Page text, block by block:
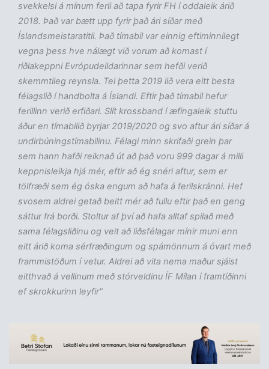
svekkelsi á mínum ferli að tapa fyrir FH í oddaleik árið
2018. Það var bætt upp fyrir það ári síðar með
Íslandsmeistaratitli. Það tímabil var einnig eftiminnilegt
vegna þess hve nálægt við vorum að komast í
riðlakeppni Evrópudeildarinnar sem hefði verið
skemmtileg reynsla. Tel þetta 2019 lið vera eitt besta
félagslið í handbolta á Íslandi. Eftir það tímabil hefur
ferillinn verið erfiðari. Slít krossband í æfingaleik stuttu
áður en tímabilið byrjar 2019/2020 og svo aftur ári síðar á
undirbúningstímabilinu. Félagi minn skrifaði grein þar
sem hann hafði reiknað út að það voru 999 dagar á milli
keppnisleikja hjá mér, eftir að ég snéri aftur, sem er
tölfræði sem ég óska engum að hafa á ferilskránni. Hef
svosem aldrei getað beitt mér að fullu eftir það en geng
sáttur frá borði. Stoltur af því að hafa alltaf spilað með
sama félagsliðinu og veit að liðsfélagar mínir muni enn
eitt árið koma sérfræðingum og spámönnum á óvart með
frammistöðum í vetur. Aldrei að vita nema maður sjáist
eitthvað á vellinum með stórveldinu ÍF Mílan í framtíðinni
ef skrokkurinn leyfir"